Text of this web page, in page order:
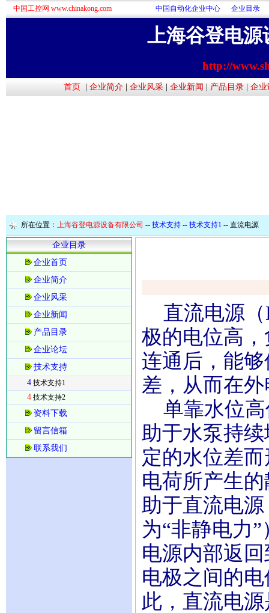
中国工控网 www.chinakong.com 中国自动化企业中心 企业目录
上海谷登电源
http://
首页 企业简介| 企业风采| 企业新闻 产品目录| 企业
所在位置： 上海谷登电源设备有限公司 -- 技术支持 -- 技术支持1 -- 直流电源
企业目录
企业首页
企业简介
企业风采
企业新闻
产品目录
企业论坛
技术支持
4 技术支持1
4 技术支持2
资料下载
留言信箱
联系我们
直流电源（
极的电位高
连通后，能
差，从而在
单靠水位高
助于水泵持
定的水位差
电荷所产生
助于直流电
为“非静电力
电源内部返
电极之间的
此，直流电